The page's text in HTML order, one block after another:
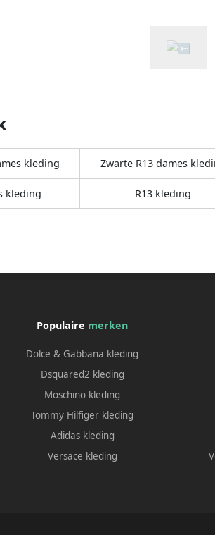
kleding Zwarte R13 dames
kleding R13 kleding
Populaire merken
Dolce & Gabbana kleding
Dsquared2 kleding
Moschino kleding
Tommy Hilfiger kleding
Adidas kleding
Versace kleding